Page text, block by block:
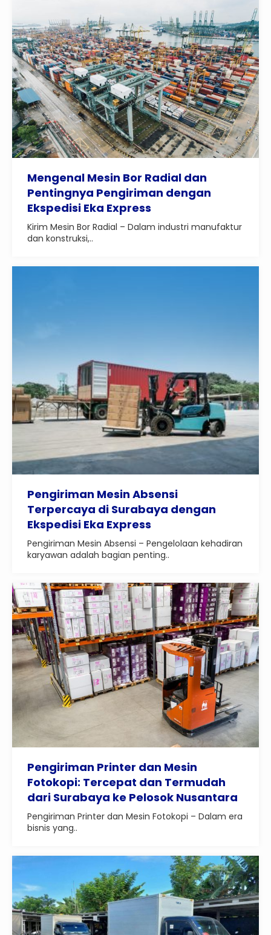
Mengenal Mesin Bor Radial dan
Pentingnya Pengiriman dengan
Ekspedisi Eka Express
Kirim Mesin Bor Radial – Dalam industri manufaktur
dan konstruksi,..
Pengiriman Mesin Absensi
Terpercaya di Surabaya dengan
Ekspedisi Eka Express
Pengiriman Mesin Absensi – Pengelolaan kehadiran
karyawan adalah bagian penting..
Pengiriman Printer dan Mesin
Fotokopi: Tercepat dan Termudah
dari Surabaya ke Pelosok Nusantara
Pengiriman Printer dan Mesin Fotokopi – Dalam era
bisnis yang..